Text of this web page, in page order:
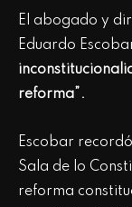
El abogado y
Eduardo
reforma”.
Escobar
Sala de lo
reforma